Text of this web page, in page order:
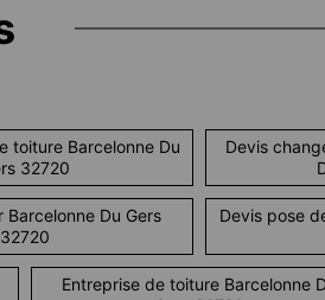
toiture Barcelonne Du
32720
Devis
Barcelonne Du Gers
32720
Devis pose
Entreprise de toiture Barcelonne